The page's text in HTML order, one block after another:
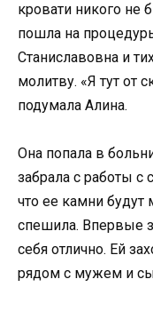
кровати никого не
пошла на
Станиславовна и
молитву. «Я тут от
подумала Алина.
Она попала в
забрала с работы
что ее камни будут
спешила. Впервые
себя отлично. Ей
рядом с мужем и